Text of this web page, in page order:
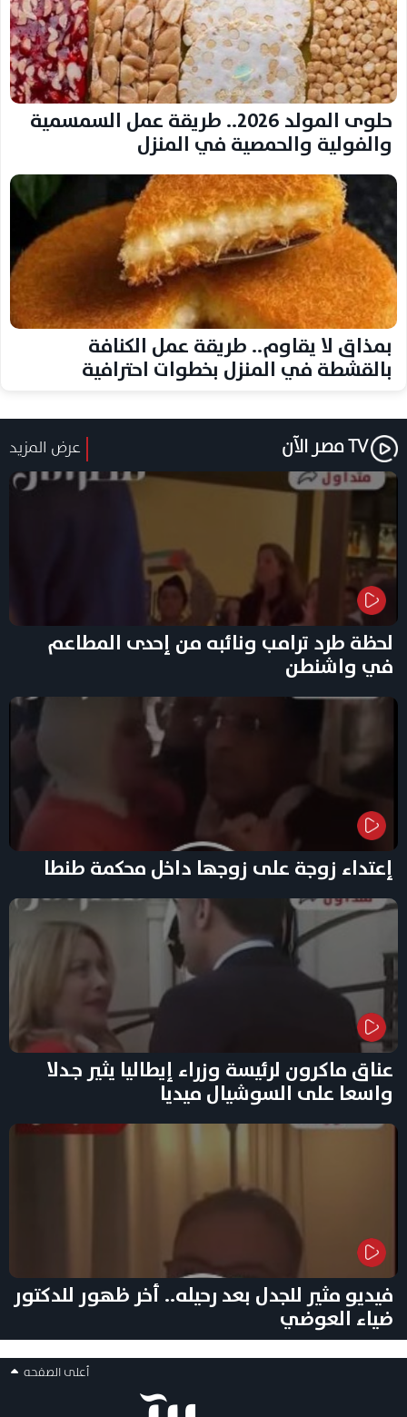
حلوى المولد 2026.. طريقة عمل السمسمية
والفولية والحمصية في المنزل
بمذاق لا يقاوم.. طريقة عمل الكنافة
بالقشطة في المنزل بخطوات احترافية
TV مصر الآن عرض المزيد
لحظة طرد ترامب ونائبه من إحدى المطاعم
في واشنطن
إعتداء زوجة على زوجها داخل محكمة طنطا
عناق ماكرون لرئيسة وزراء إيطاليا يثير جـدلا
واسعا على السوشيال ميديا
فيديو مثير للجدل بعد رحيله.. أخر ظهور للدكتور
ضياء العوضي
أعلى الصفحه